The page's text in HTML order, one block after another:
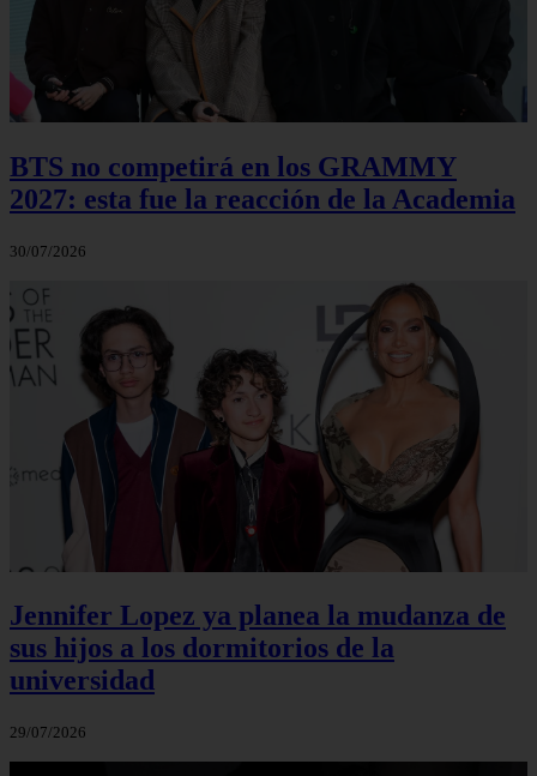
BTS no competirá en los GRAMMY
2027: esta fue la reacción de la Academia
30/07/2026
Jennifer Lopez ya planea la mudanza de
sus hijos a los dormitorios de la
universidad
29/07/2026